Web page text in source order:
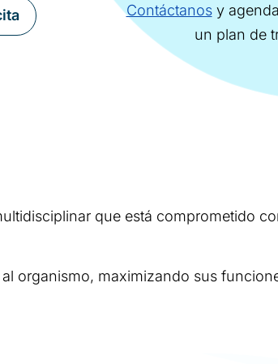
Contáctanosy
un plan de
que está comprometido
organismo, maximizando sus